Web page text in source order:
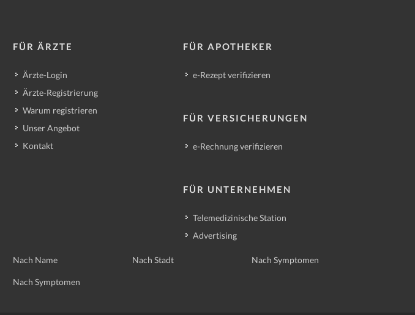
FÜR ÄRZTE
Ärzte-Login
Ärzte-Registrierung
Warum registrieren
Unser Angebot
Kontakt
FÜR APOTHEKER
e-Rezept verifizieren
FÜR VERSICHERUNGEN
e-Rechnung verifizieren
FÜR UNTERNEHMEN
Telemedizinische Station
Advertising
Nach Name Nach Stadt Nach Symptomen
Nach Symptomen